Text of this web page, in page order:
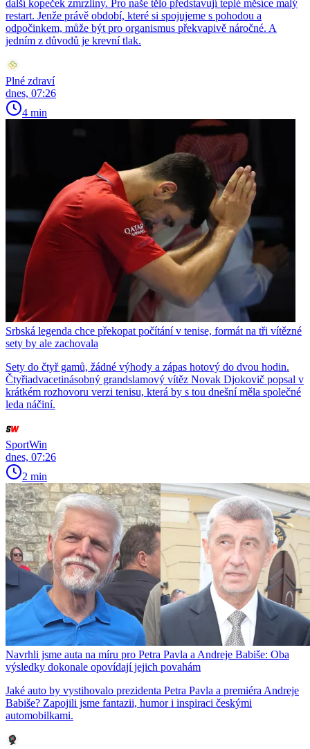
další kopeček zmrzliny. Pro naše tělo představují teplé měsíce malý
restart. Jenže právě období, které si spojujeme s pohodou a
odpočinkem, může být pro organismus překvapivě náročné. A
jedním z důvodů je krevní tlak.
Plné zdraví
dnes, 07:26
4 min
Srbská legenda chce překopat počítání v tenise, formát na tři vítězné
sety by ale zachovala
Sety do čtyř gamů, žádné výhody a zápas hotový do dvou hodin.
Čtyřiadvacetinásobný grandslamový vítěz Novak Djokovič popsal v
krátkém rozhovoru verzi tenisu, která by s tou dnešní měla společné
leda náčiní.
SportWin
dnes, 07:26
2 min
Navrhli jsme auta na míru pro Petra Pavla a Andreje Babiše: Oba
výsledky dokonale opovídají jejich povahám
Jaké auto by vystihovalo prezidenta Petra Pavla a premiéra Andreje
Babiše? Zapojili jsme fantazii, humor i inspiraci českými
automobilkami.